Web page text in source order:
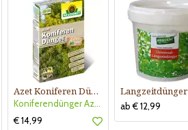
Azet Koniferen Dünger
Koniferendünger Azet
€ 14,99
ab € 12,99